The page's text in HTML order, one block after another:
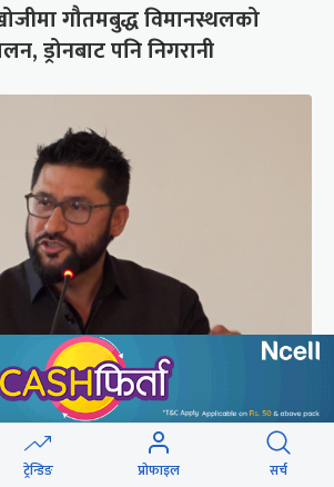
गौतमबुद्ध विमानस्थलको
ड्रोनबाट पनि निगरानी
बादलको टुक्रामा जहाज हल्लिन सक्छ,
ट्रेन्डिङ प्रोफाइल सर्च